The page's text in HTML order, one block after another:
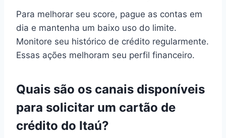
Para melhorar seu score, pague as contas em
dia e mantenha um baixo uso do limite.
Monitore seu histórico de crédito regularmente.
Essas ações melhoram seu perfil financeiro.
Quais são os canais disponíveis
para solicitar um cartão de
crédito do Itaú?